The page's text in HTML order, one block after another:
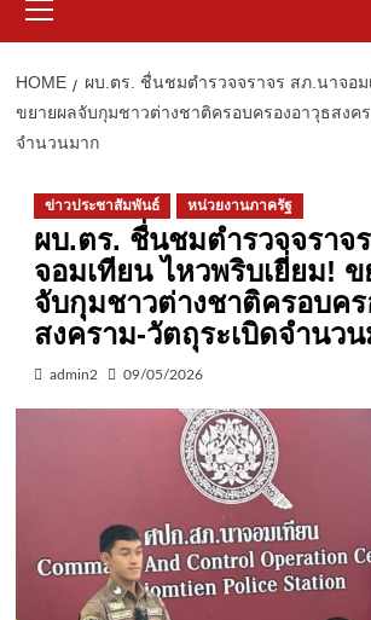
Menu
HOME
ผบ.ตร. ชื่นชมตำรวจจราจร สภ.นาจอม
ขยายผลจับกุมชาวต่างชาติครอบครองอาวุธสงค
จำนวนมาก
ข่าวประชาสัมพันธ์ หน่วยงานภาครัฐ
ผบ.ตร. ชื่นชมตำรวจจราจ
จอมเทียน ไหวพริบเยี่ยม! ข
จับกุมชาวต่างชาติครอบคร
สงคราม-วัตถุระเบิดจำนว
admin2 09/05/2026